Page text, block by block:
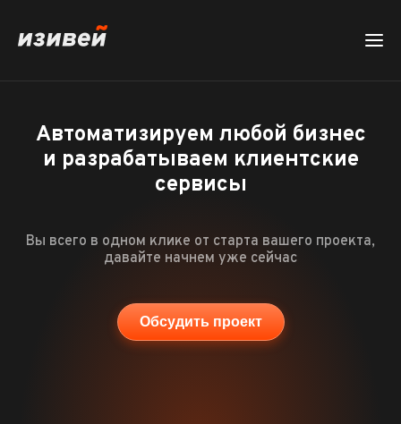
Автоматизируем любой бизнес
и разрабатываем клиентские
сервисы
Вы всего в одном клике от старта вашего проекта,
давайте начнем уже сейчас
Обсудить проект